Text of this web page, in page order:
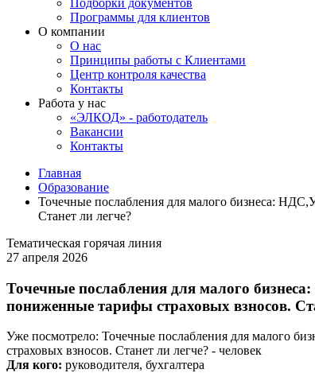
Подборки документов
Программы для клиентов
О компании
О нас
Принципы работы с Клиентами
Центр контроля качества
Контакты
Работа у нас
«ЭЛКОД» - работодатель
Вакансии
Контакты
Главная
Образование
Точечные послабления для малого бизнеса:
Станет ли легче?
Тематическая горячая линия
27 апреля 2026
Точечные послабления для малого
пониженные тарифы страховых взносов.
Уже посмотрело: Точечные послабления для малого
страховых взносов. Станет ли легче? - человек
Для кого: руководителя, бухгалтера